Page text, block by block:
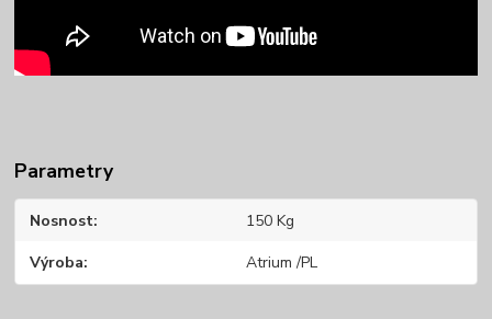
Parametry
Nosnost 150 Kg
Výroba Atrium /PL